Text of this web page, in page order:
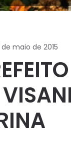
de maio de 2015